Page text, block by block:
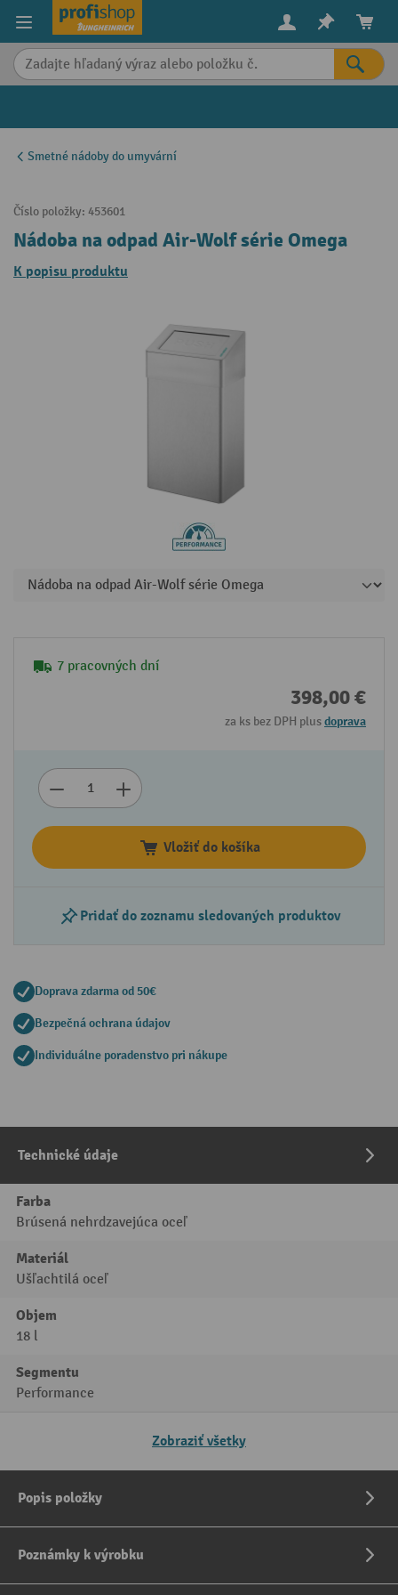
content
Smetné nádoby do umyvární
Číslo položky: 453601
Nádoba na odpad Air-Wolf série Omega
K popisu produktu
7 pracovných dní
398,00 €
za ks bez DPH plusdoprava
Vložiť do košíka
Pridať do zoznamu sledovaných produktov
Doprava zdarma od 50€
Bezpečná ochrana údajov
Individuálne poradenstvo pri nákupe
Technické údaje
Farba
Brúsená nehrdzavejúca oceľ
Materiál
Ušľachtilá oceľ
Objem
18 l
Segmentu
Performance
Zobraziť všetky
Popis položky
Poznámky k výrobku